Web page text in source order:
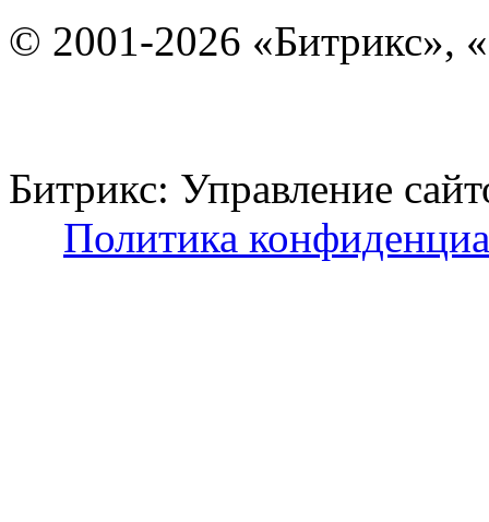
© 2001-2026 «Битрикс»,
Битрикс: Управление
Политика